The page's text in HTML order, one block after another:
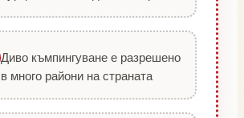
Диво къмпингуване е разрешено
в много райони на страната